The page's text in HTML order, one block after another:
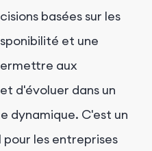
basées sur les
et une
aux
d'évoluer dans un
dynamique. C'est un
les entreprises